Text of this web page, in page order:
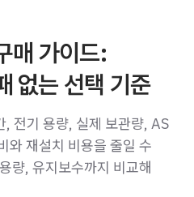
매 가이드:
없는 선택 기준
전기 용량, 실제 보관량, AS
와 재설치 비용을 줄일 수
량, 유지보수까지 비교해